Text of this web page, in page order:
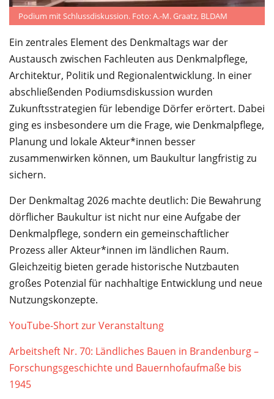
Podium mit Schlussdiskussion. Foto: A.-M. Graatz, BLDAM
Ein zentrales Element des Denkmaltags war der
Austausch zwischen Fachleuten aus Denkmalpflege,
Architektur, Politik und Regionalentwicklung. In einer
abschließenden Podiumsdiskussion wurden
Zukunftsstrategien für lebendige Dörfer erörtert. Dabei
ging es insbesondere um die Frage, wie Denkmalpflege,
Planung und lokale Akteur*innen besser
zusammenwirken können, um Baukultur langfristig zu
sichern.
Der Denkmaltag 2026 machte deutlich: Die Bewahrung
dörflicher Baukultur ist nicht nur eine Aufgabe der
Denkmalpflege, sondern ein gemeinschaftlicher
Prozess aller Akteur*innen im ländlichen Raum.
Gleichzeitig bieten gerade historische Nutzbauten
großes Potenzial für nachhaltige Entwicklung und neue
Nutzungskonzepte.
YouTube-Short zur Veranstaltung
Arbeitsheft Nr. 70: Ländliches Bauen in Brandenburg –
Forschungsgeschichte und Bauernhofaufmaße bis
1945